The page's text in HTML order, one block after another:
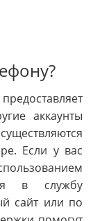
аккаунты
Если у вас
в службу
сайт или по